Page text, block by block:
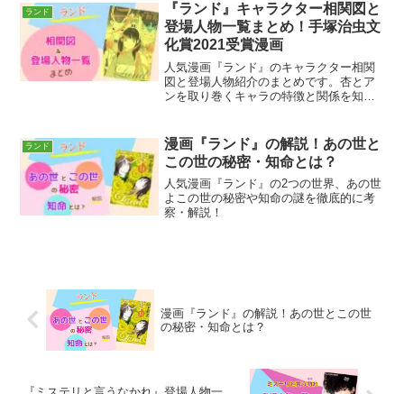
ランド
『ランド』キャラクター相関図と
登場人物一覧まとめ！手塚治虫文
化賞2021受賞漫画
人気漫画『ランド』のキャラクター相関
図と登場人物紹介のまとめです。杏とア
ンを取り巻くキャラの特徴と関係を知り
ランド
漫画『ランド』の解説！あの世と
この世の秘密・知命とは？
人気漫画『ランド』の2つの世界、あの世
よこの世の秘密や知命の謎を徹底的に考
察・解説！
漫画『ランド』の解説！あの世とこの世
の秘密・知命とは？